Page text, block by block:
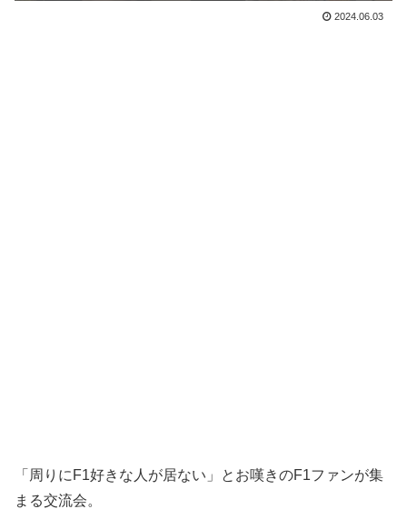
2024.06.03
「周りにF1好きな人が居ない」とお嘆きのF1ファンが集
まる交流会。